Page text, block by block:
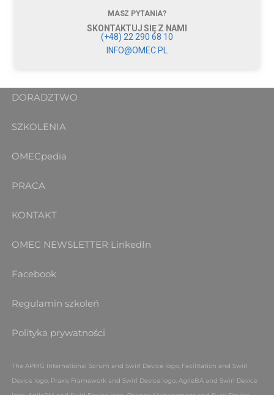
MASZ PYTANIA?
SKONTAKTUJ SIĘ Z NAMI
(+48) 22 290 68 10
INFO@OMEC.PL
DORADZTWO
SZKOLENIA
OMECpedia
PRACA
KONTAKT
OMEC NEWSLETTER LinkedIn
Facebook
Regulamin szkoleń
Polityka prywatności
The APMG International Scrum and Swirl Device logo, Facilitation and Swirl
Device logo, Praxis Framework and Swirl Device logo, AgileBA and Swirl Device